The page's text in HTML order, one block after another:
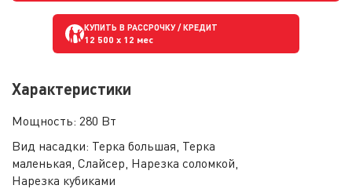
КУПИТЬ В РАССРОЧКУ / КРЕДИТ
12 500 x 12 мес
Характеристики
Мощность: 280 Вт
Вид насадки: Терка большая, Терка
маленькая, Слайсер, Нарезка соломкой,
Нарезка кубиками